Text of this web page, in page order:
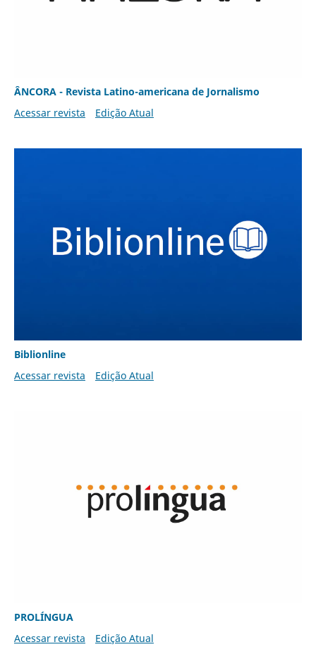
ÂNCORA - Revista Latino-americana de Jornalismo
Acessar revista
Edição Atual
Biblionline
Acessar revista
Edição Atual
PROLÍNGUA
Acessar revista
Edição Atual